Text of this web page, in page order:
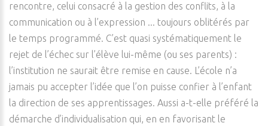
rencontre, celui consacré à la gestion des conflits, à la
communication ou à l’expression ... toujours oblitérés par
le temps programmé. C’est quasi systématiquement le
rejet de l’échec sur l’élève lui-même (ou ses parents) :
l’institution ne saurait être remise en cause. L’école n’a
jamais pu accepter l’idée que l’on puisse confier à l’enfant
la direction de ses apprentissages. Aussi a-t-elle préféré la
démarche d’individualisation qui, en en favorisant le